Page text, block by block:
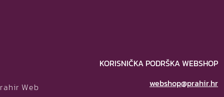
Web
KORISNIČKA PODRŠKA WEBSHOP
webshop@prahir.hr